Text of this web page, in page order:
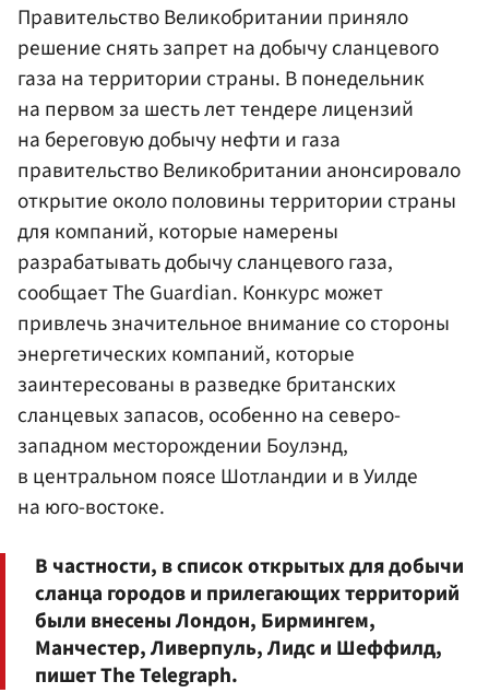
Правительство Великобритании приняло
решение снять запрет на добычу сланцевого
газа на территории страны. В понедельник
на первом за шесть лет тендере лицензий
на береговую добычу нефти и газа
правительство Великобритании анонсировало
открытие около половины территории страны
для компаний, которые намерены
разрабатывать добычу сланцевого газа,
сообщает The Guardian. Конкурс может
привлечь значительное внимание со стороны
энергетических компаний, которые
заинтересованы в разведке британских
сланцевых запасов, особенно на северо-
западном месторождении Боулэнд,
в центральном поясе Шотландии и в Уилде
на юго-востоке.
В частности, в список открытых для добычи
сланца городов и прилегающих территорий
были внесены Лондон, Бирмингем,
Манчестер, Ливерпуль, Лидс и Шеффилд,
пишет The Telegraph.